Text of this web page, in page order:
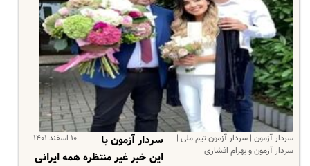
سردار آزمون | سردار آزمون تیم ملی |
سردار آزمون و بهرام افشاری
۱۰ اسفند ۱۴۰۱
سردار آزمون با
این خبر غیر منتظره همه ایرانی